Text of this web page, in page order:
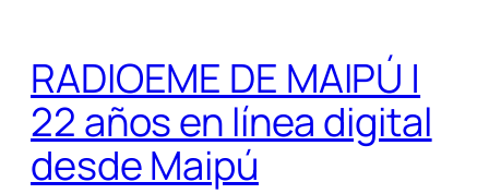
contenido
RADIOEME DE MAIPÚ |
22 años en línea digital
desde Maipú